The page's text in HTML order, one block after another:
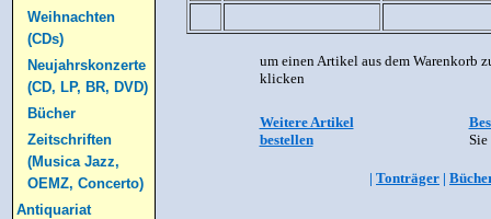
Weihnachten
(CDs)
Neujahrskonzerte
(CD, LP, BR, DVD)
Bücher
Zeitschriften
(Musica Jazz,
OEMZ, Concerto)
Antiquariat
um einen Artikel aus dem Warenkorb
klicken
Weitere Artikel
bestellen
Sie
| Tonträger |